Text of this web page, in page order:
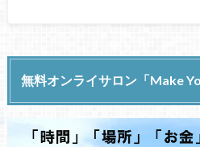
無料オンライサロン「Make